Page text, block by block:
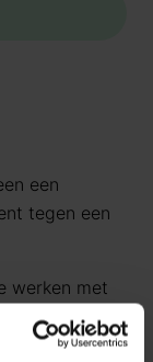
een
tegen een
werken met
dekking en
die